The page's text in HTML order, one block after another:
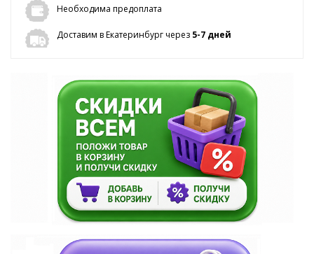
Необходима предоплата
Доставим в Екатеринбург через 5-7 дней